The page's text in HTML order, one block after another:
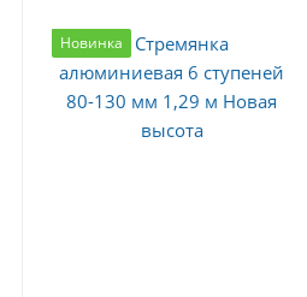
Новинка